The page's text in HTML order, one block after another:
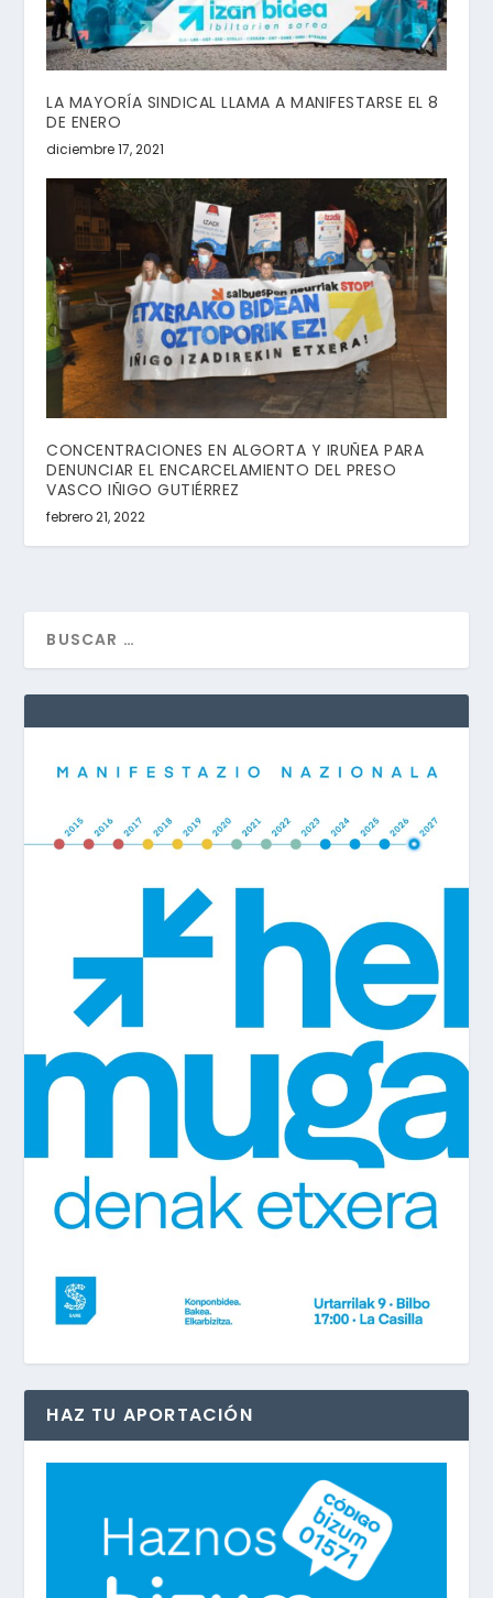
LA MAYORÍA SINDICAL LLAMA A MANIFESTARSE EL 8
DE ENERO
diciembre 17, 2021
CONCENTRACIONES EN ALGORTA Y IRUÑEA PARA
DENUNCIAR EL ENCARCELAMIENTO DEL PRESO
VASCO IÑIGO GUTIÉRREZ
febrero 21, 2022
HAZ TU APORTACIÓN